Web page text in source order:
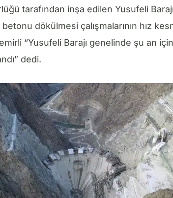
tarafından inşa edilen Yusufeli
dökülmesi çalışmalarının hız
“Yusufeli Barajı genelinde şu an
dedi.